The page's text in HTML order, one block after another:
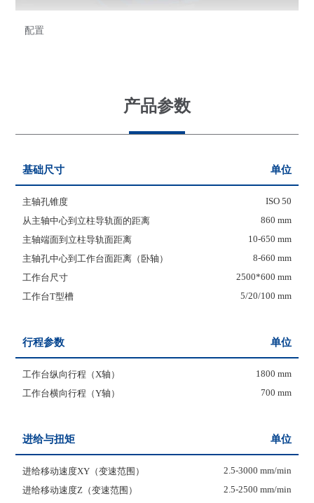
配置
产品参数
基础尺寸 单位
主轴孔锥度
ISO 50
从主轴中心到立柱导轨面的距离
860 mm
主轴端面到立柱导轨面距离
10-650 mm
主轴孔中心到工作台面距离（卧轴）
8-660 mm
工作台尺寸
2500*600 mm
工作台T型槽
5/20/100 mm
行程参数 单位
工作台纵向行程（X轴）
1800 mm
工作台横向行程（Y轴）
700 mm
进给与扭矩 单位
进给移动速度XY（变速范围）
2.5-3000 mm/min
进给移动速度Z（变速范围）
2.5-2500 mm/min